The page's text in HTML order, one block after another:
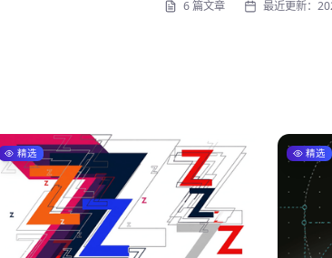
6篇文章 最近更新：
精选 精选